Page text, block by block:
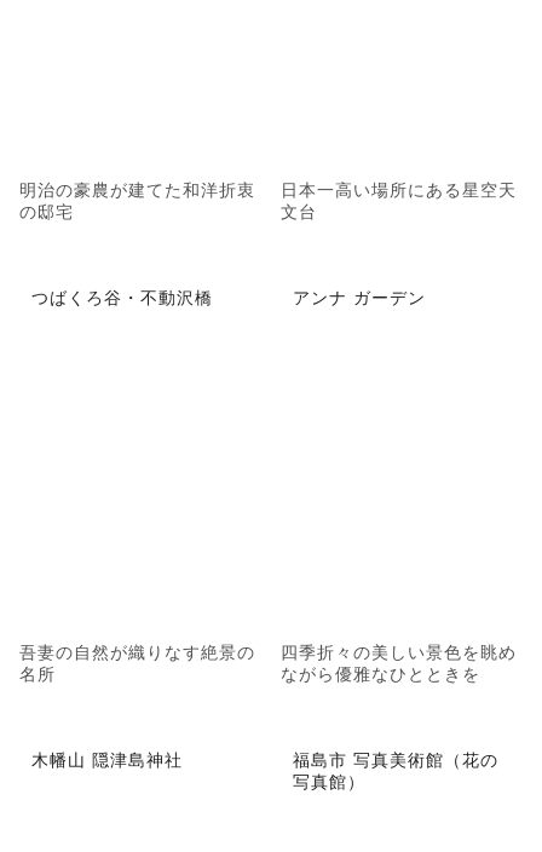
明治の豪農が建てた和洋折衷
の邸宅
日本一高い場所にある星空天
文台
つばくろ谷・不動沢橋
吾妻の自然が織りなす絶景の
名所
アンナ ガーデン
四季折々の美しい景色を眺め
ながら優雅なひとときを
木幡山 隠津島神社
福島市 写真美術館（花の
写真館）